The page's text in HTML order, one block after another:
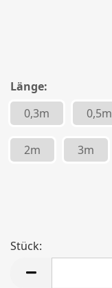
Länge:
0,3m
0,5m
2m 3m
Stück: